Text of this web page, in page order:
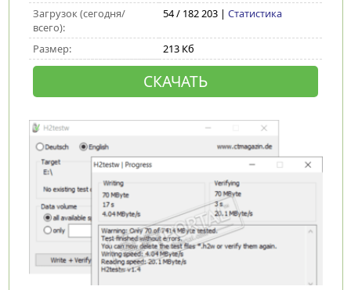
Загрузок (сегодня/
всего):
54 / 182 203 | Статистика
Размер: 213 Кб
СКАЧАТЬ